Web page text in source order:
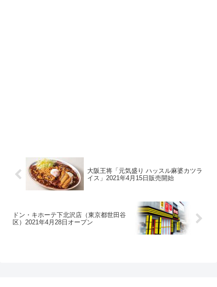
大阪王将「元気盛り ハッスル麻婆カツラ
イス」2021年4月15日販売開始
ドン・キホーテ下北沢店（東京都世田谷
区）2021年4月28日オープン